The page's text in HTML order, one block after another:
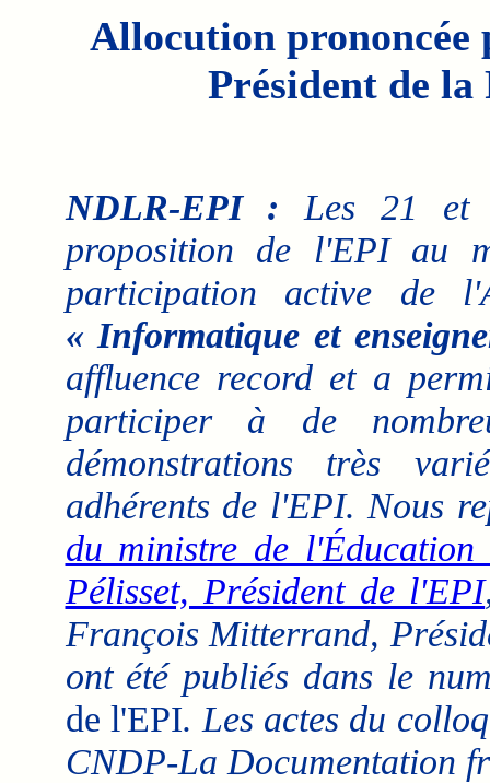
Allocution
Président de
NDLR-EPI : Les 21 et
proposition de l'EPI au
participation active de
« Informatique et
affluence record et a
participer à de
démonstrations très
adhérents de l'EPI. Nous
du ministre de l'Éducation
Pélisset, Président de l'EPI
François Mitterrand,
ont été publiés dans le
de l'EPI. Les actes du
CNDP-La Documentation